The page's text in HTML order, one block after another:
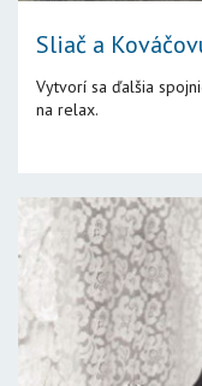
Sliač a
Vytvorí sa ďalšia
na relax.